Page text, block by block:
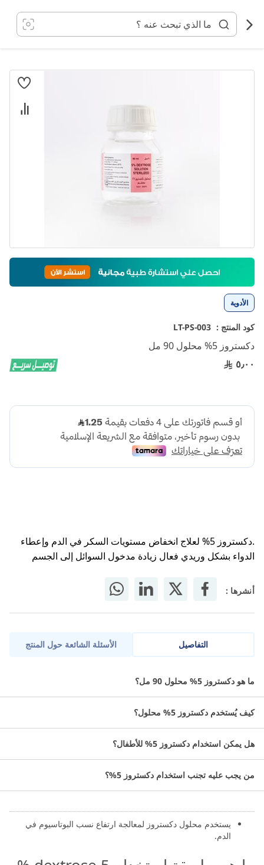
المحتوى
الأدوية
كود المنتج : LT-PS-003
دكستروز 5% محلول 90 مل
٥٫٠٠
.دكستروز 5% لعلاج انخفاض مستويات السكر في الدم وإعطاء
الدواء بشكل وريدي فعال زيادة مدخول السوائل إلى الجسم
أنشرها :
انتقل
تخطي
بداية
معرض
الصور
التفاصيل
دكستروز لعلاج انخفاض مستويات السكر في الدم وإعطاء الدواء بشكل
ما هي استخدامات دكستروز 5%؟
يستخدم محلول دكستروز لإضافة السوائل إلى جسمك بعد فقدان
السوائل.
يعمل محلول دكستروز علي إذابة دواء يعطى عن طريق الحقن.
يستخدم محلول دكستروز لعلاج انخفاض مستويات السكر في الدم
يستخدم محلول دكستروز لمعالجة ارتفاع نسب البوتاسيوم في
الدم.
الأسئلة الشائعة حول المنتج
ما هو دكستروز 5% محلول 90 مل؟
كيف يُستخدم دكستروز 5% محلول؟
هل يمكن استخدام دكستروز 5% للأطفال؟
من يجب عليه تجنب استخدام دكستروز 5%؟